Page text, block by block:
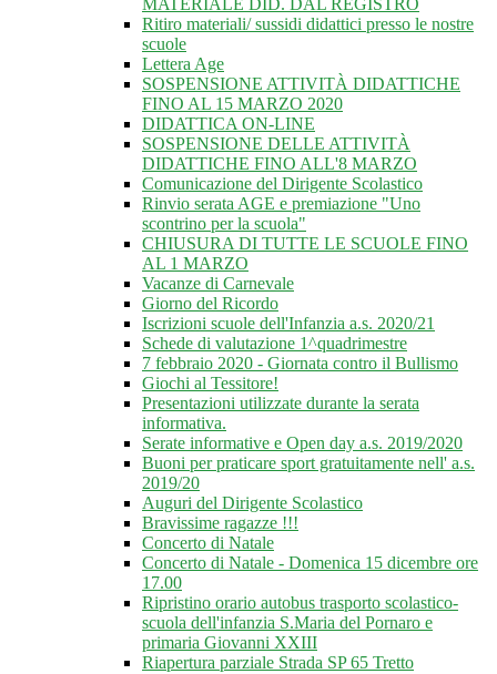
MATERIALE DID. DAL REGISTRO
Ritiro materiali/ sussidi didattici presso le nostre
scuole
Lettera Age
SOSPENSIONE ATTIVITÀ DIDATTICHE
FINO AL 15 MARZO 2020
DIDATTICA ON-LINE
SOSPENSIONE DELLE ATTIVITÀ
DIDATTICHE FINO ALL'8 MARZO
Comunicazione del Dirigente Scolastico
Rinvio serata AGE e premiazione "Uno
scontrino per la scuola"
CHIUSURA DI TUTTE LE SCUOLE FINO
AL 1 MARZO
Vacanze di Carnevale
Giorno del Ricordo
Iscrizioni scuole dell'Infanzia a.s. 2020/21
Schede di valutazione 1^quadrimestre
7 febbraio 2020 - Giornata contro il Bullismo
Giochi al Tessitore!
Presentazioni utilizzate durante la serata
informativa.
Serate informative e Open day a.s. 2019/2020
Buoni per praticare sport gratuitamente nell' a.s.
2019/20
Auguri del Dirigente Scolastico
Bravissime ragazze !!!
Concerto di Natale
Concerto di Natale - Domenica 15 dicembre ore
17.00
Ripristino orario autobus trasporto scolastico-
scuola dell'infanzia S.Maria del Pornaro e
primaria Giovanni XXIII
Riapertura parziale Strada SP 65 Tretto